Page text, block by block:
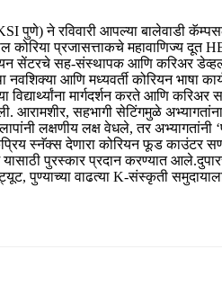
पुणे) ने रविवारी आपल्या बालेवाडी
कोरिया प्रजासत्ताकचे महावाणिज्य दूत
सेंटरचे सह-संस्थापक आणि करिअर
आणि मध्यवर्ती कोरियन भाषा
विद्यार्थ्यांना मार्गदर्शन करते आणि
आरामशीर, सहभागी सेटिंगमुळे
लक्षणीय लक्ष वेधले, तर
स्नॅक्स देणारा कोरियन फूड काउंटर
यासाठी पुरस्कार प्रदान करण्यात आले.
पुण्याच्या वाढत्या K-संस्कृती